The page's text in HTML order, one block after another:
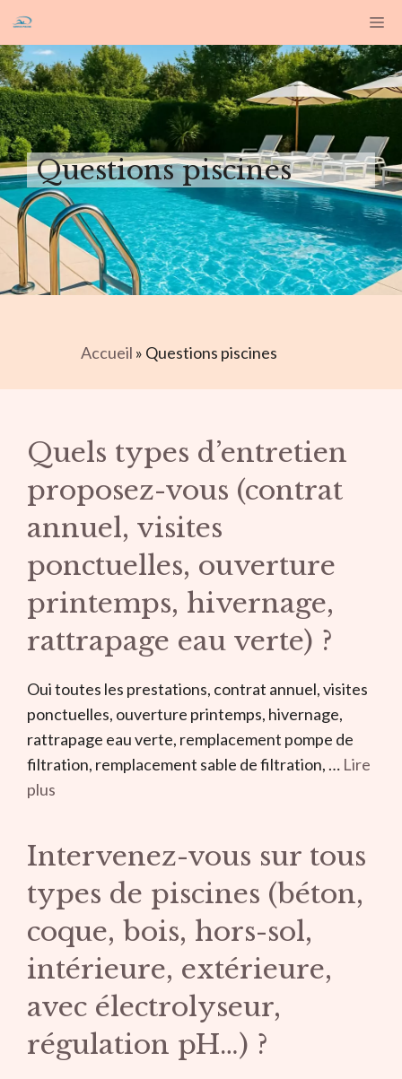
Aller
contenu
Questions piscines
Accueil » Questions piscines
Quels types d’entretien
proposez-vous (contrat
annuel, visites
ponctuelles, ouverture
printemps, hivernage,
rattrapage eau verte) ?
Oui toutes les prestations, contrat annuel, visites
ponctuelles, ouverture printemps, hivernage,
rattrapage eau verte, remplacement pompe de
filtration, remplacement sable de filtration, … Lire
plus
Intervenez-vous sur tous
types de piscines (béton,
coque, bois, hors-sol,
intérieure, extérieure,
avec électrolyseur,
régulation pH…) ?